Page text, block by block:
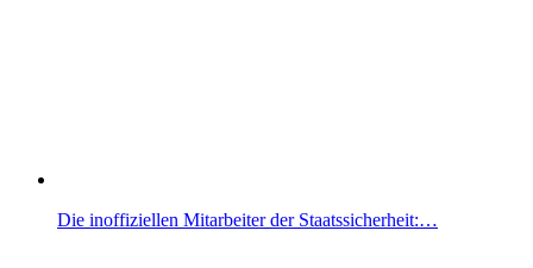
Die inoffiziellen Mitarbeiter der Staatssicherheit:…